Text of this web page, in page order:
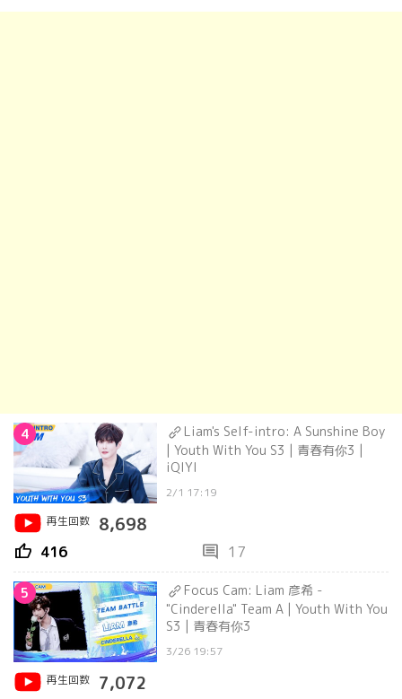
4
Liam's Self-intro: A Sunshine Boy
| Youth With You S3 | 青春有你3 |
iQIYI
2/1 17:19
再生回数
8,698
thumb_up 416 comment 17
5
Focus Cam: Liam 彦希 -
"Cinderella" Team A | Youth With You
S3 | 青春有你3
3/26 19:57
再生回数
7,072